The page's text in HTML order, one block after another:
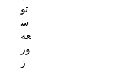
تو
س
عه
ور
ز